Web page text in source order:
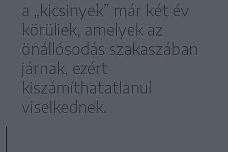
a „kicsinyek” már két év
körüliek, amelyek az
önállósodás szakaszában
járnak, ezért
kiszámíthatatlanul
viselkednek.